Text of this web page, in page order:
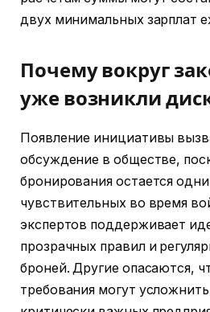
двух минимальных зарплат
Почему вокруг
уже возникли
Появление инициативы
обсуждение в обществе,
бронирования остается
чувствительных во время
экспертов поддерживает
прозрачных правил и
броней. Другие опасаются,
требования могут